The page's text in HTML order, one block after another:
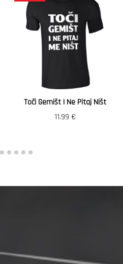
Toči Gemišt I Ne Pitaj Ništ
11.99 €